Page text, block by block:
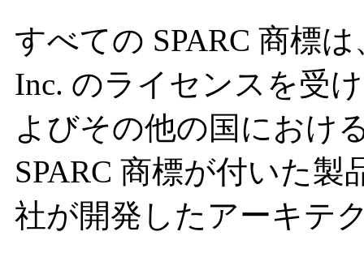
すべての SPARC 商標は
Inc. のライセンスを受
よびその他の国におけ
SPARC 商標が付いた製
社が開発したアーキテ